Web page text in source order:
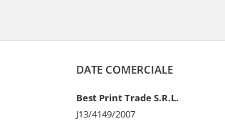
DATE COMERCIALE
Best Print Trade S.R.L.
J13/4149/2007